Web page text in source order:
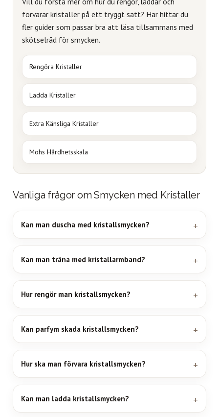
förvarar kristaller på ett tryggt sätt? Här hittar du
fler guider som passar bra att läsa tillsammans med
skötselråd för smycken.
Rengöra Kristaller
Ladda Kristaller
Extra Känsliga Kristaller
Mohs Hårdhetsskala
Vanliga frågor om Smycken med Kristaller
Kan man duscha med kristallsmycken?
Kan man träna med kristallarmband?
Hur rengör man kristallsmycken?
Kan parfym skada kristallsmycken?
Hur ska man förvara kristallsmycken?
Kan man ladda kristallsmycken?